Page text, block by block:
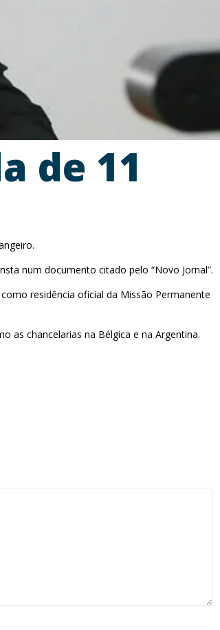
de 11
num documento citado pelo “Novo Jornal”.
residência oficial da Missão Permanente
as chancelarias na Bélgica e na Argentina.